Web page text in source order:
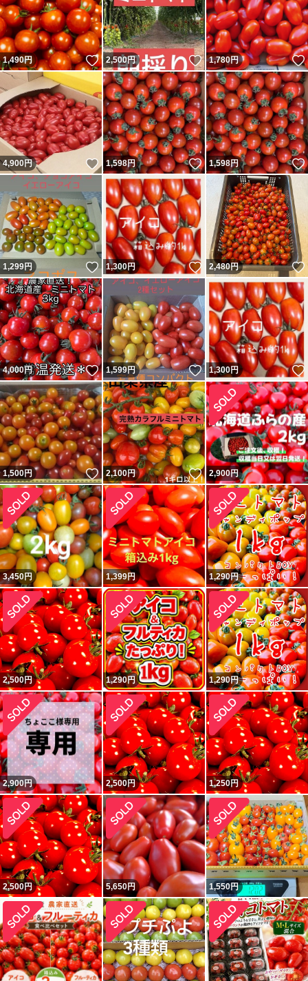
1,490円 いいね！
2,500円 いいね！
1,780円
4,900円 いいね！
1,598円 いいね！
1,598円
1,299円 いいね！
1,300円 いいね！
2,480円
4,000円 いいね！
1,599円 いいね！
1,300円
1,500円 いいね！
2,100円 いいね！
2,900円
3,450円 1,399円 1,290円
2,500円 1,290円 1,290円
2,900円 2,500円 1,250円
2,500円 5,650円 1,550円